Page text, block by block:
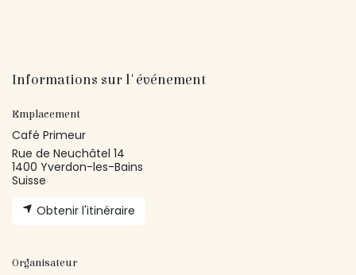
Informations sur l'événement
Emplacement
Café Primeur
Rue de Neuchâtel 14
1400 Yverdon-les-Bains
Suisse
Obtenir l'itinéraire
Organisateur